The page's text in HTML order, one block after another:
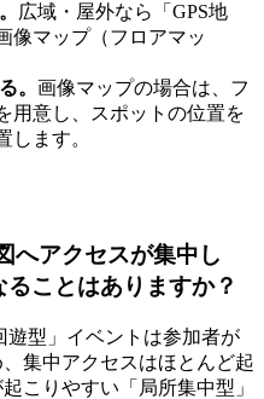
広域・屋外なら「GPS地
像マップ（フロアマッ
。 画像マップの場合は、フ
用意し、スポットの位置を
します。
へアクセスが集中し
ことはありますか？
遊型」イベントは参加者が
集中アクセスはほとんど起
こりやすい「局所集中型」